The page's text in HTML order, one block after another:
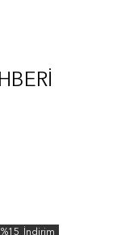
%15 İndirim